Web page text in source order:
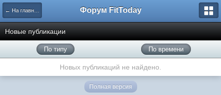
← На главную Форум FitToday
Новые публикации
По типу По времени
Новых публикаций не найдено.
Полная версия